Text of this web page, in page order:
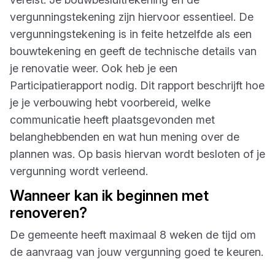
vergunningstekening zijn hiervoor essentieel. De
vergunningstekening is in feite hetzelfde als een
bouwtekening en geeft de technische details van
je renovatie weer. Ook heb je een
Participatierapport nodig. Dit rapport beschrijft hoe
je je verbouwing hebt voorbereid, welke
communicatie heeft plaatsgevonden met
belanghebbenden en wat hun mening over de
plannen was. Op basis hiervan wordt besloten of je
vergunning wordt verleend.
Wanneer kan ik beginnen met
renoveren?
De gemeente heeft maximaal 8 weken de tijd om
de aanvraag van jouw vergunning goed te keuren.